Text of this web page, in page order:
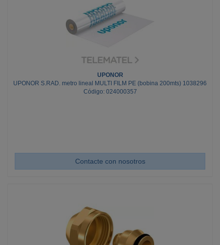
UPONOR
UPONOR S.RAD. metro lineal MULTI FILM PE (bobina 200mts) 1038296
Código: 024000357
Contacte con nosotros